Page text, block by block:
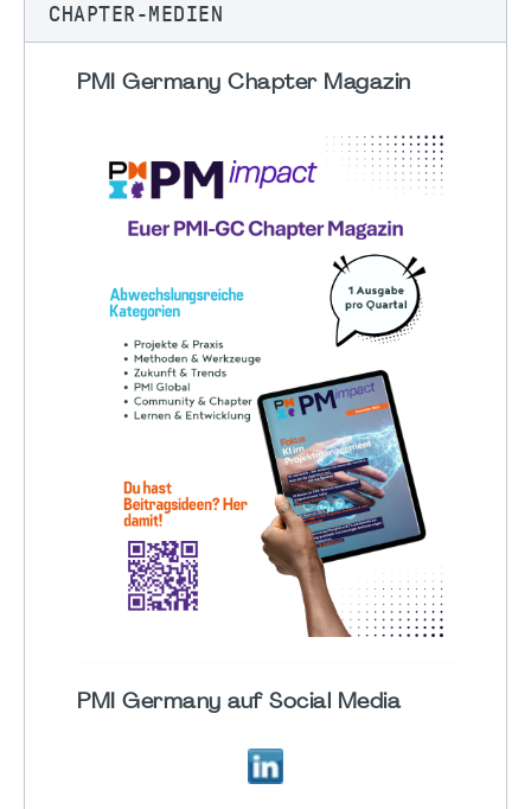
CHAPTER-MEDIEN
PMI Germany Chapter Magazin
PMI Germany auf Social Media